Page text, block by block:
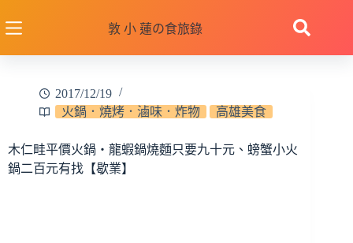
至
敦 小 蓮の食旅錄
2017/12/19
火鍋．燒烤．滷味．炸物
高雄美食
木仁畦平價火鍋‧龍蝦鍋燒麵只要九十元、螃蟹小火
鍋二百元有找【歇業】